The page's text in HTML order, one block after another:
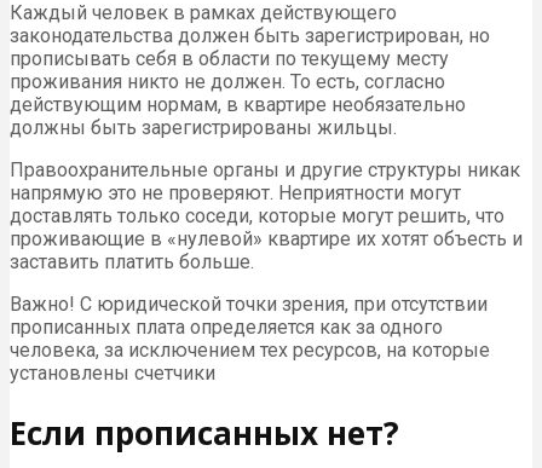
Каждый человек в рамках действующего
законодательства должен быть зарегистрирован, но
прописывать себя в области по текущему месту
проживания никто не должен. То есть, согласно
действующим нормам, в квартире необязательно
должны быть зарегистрированы жильцы.
Правоохранительные органы и другие структуры никак
напрямую это не проверяют. Неприятности могут
доставлять только соседи, которые могут решить, что
проживающие в «нулевой» квартире их хотят объесть и
заставить платить больше.
Важно! С юридической точки зрения, при отсутствии
прописанных плата определяется как за одного
человека, за исключением тех ресурсов, на которые
установлены счетчики
Если прописанных нет?